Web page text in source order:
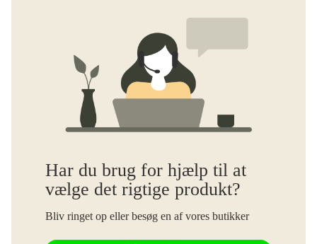
Har du brug for hjælp til at
vælge det rigtige produkt?
Bliv ringet op eller besøg en af vores butikker